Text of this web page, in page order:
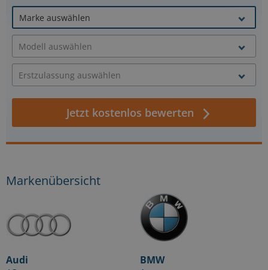
Jetzt kostenlos bewerten
Markenübersicht
Audi
BMW